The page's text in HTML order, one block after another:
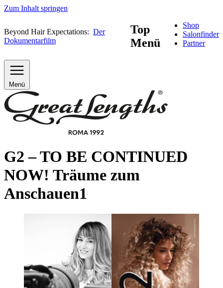
Zum Inhalt springen
Beyond Hair Expectations: Der
Dokumentarfilm
Top
Menü
Shop
Salonfinder
Partner
Menü
G2 – TO BE CONTINUED
NOW! Träume zum
Anschauen1